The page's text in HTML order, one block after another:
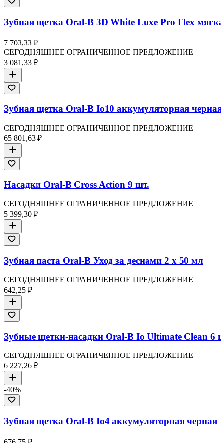
Зубная щетка Oral-B 3D White Luxe Pro Flex
7 703,33 ₽
СЕГОДНЯШНЕЕ ОГРАНИЧЕННОЕ ПРЕДЛОЖЕНИЕ
3 081,33 ₽
Зубная щетка Oral-B Io10 аккумуляторная
СЕГОДНЯШНЕЕ ОГРАНИЧЕННОЕ ПРЕДЛОЖЕНИЕ
65 801,63 ₽
Насадки Oral-B Cross Action 9 шт.
СЕГОДНЯШНЕЕ ОГРАНИЧЕННОЕ ПРЕДЛОЖЕНИЕ
5 399,30 ₽
Зубная паста Oral-B Уход за деснами 2 x 50 мл
СЕГОДНЯШНЕЕ ОГРАНИЧЕННОЕ ПРЕДЛОЖЕНИЕ
642,25 ₽
Зубные щетки-насадки Oral-B Io Ultimate Clean 6
СЕГОДНЯШНЕЕ ОГРАНИЧЕННОЕ ПРЕДЛОЖЕНИЕ
6 227,26 ₽
-40%
Зубная щетка Oral-B Io4 аккумуляторная черная